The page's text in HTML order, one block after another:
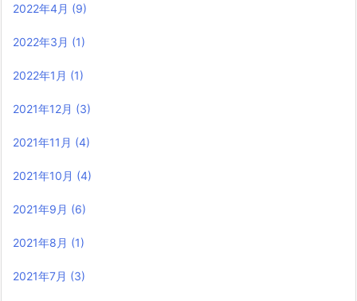
2022年4月 (9)
2022年3月 (1)
2022年1月 (1)
2021年12月 (3)
2021年11月 (4)
2021年10月 (4)
2021年9月 (6)
2021年8月 (1)
2021年7月 (3)